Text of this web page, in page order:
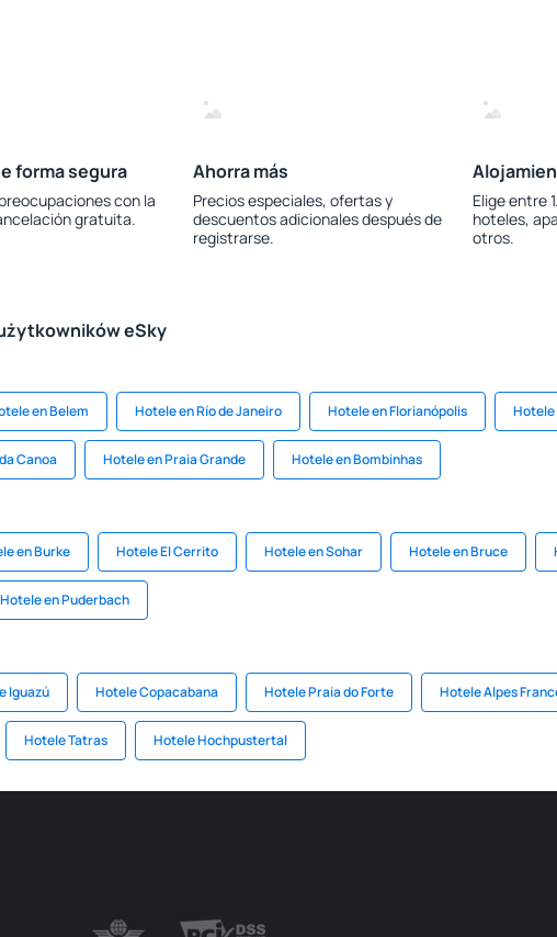
forma segura
con la
gratuita.
Ahorra más
Precios especiales, ofertas y
descuentos adicionales después de
registrarse.
Elige entre
hoteles,
otros.
eSky
en Belem Hotele en Río de Janeiro Hotele en Florianópolis Hotele
Canoa Hotele en Praia Grande Hotele en Bombinhas
en Burke Hotele El Cerrito Hotele en Sohar Hotele en Bruce
Hotele en Puderbach
Iguazú Hotele Copacabana Hotele Praia do Forte Hotele Alpes
Hotele Tatras Hotele Hochpustertal